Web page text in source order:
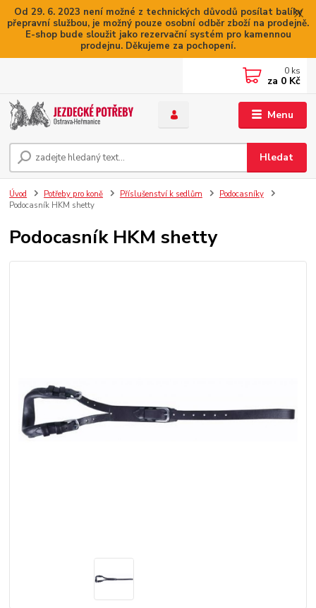
Od 29. 6. 2023 není možné z technických důvodů posílat balíky
přepravní službou, je možný pouze osobní odběr zboží na prodejně.
E-shop bude sloužit jako rezervační systém pro kamennou
prodejnu. Děkujeme za pochopení.
Menu
Hledat
0 ks
za 0 Kč
Úvod Potřeby pro koně Příslušenství k sedlům
Podocasníky
Podocasník HKM shetty
Podocasník HKM shetty